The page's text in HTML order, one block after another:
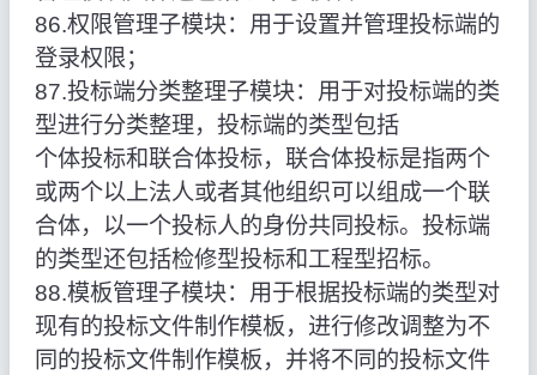
86.权限管理子模块：用于设置并管理投标端的
登录权限；
87.投标端分类整理子模块：用于对投标端的类
型进行分类整理，投标端的类型包括
个体投标和联合体投标，联合体投标是指两个
或两个以上法人或者其他组织可以组成一个联
合体，以一个投标人的身份共同投标。投标端
的类型还包括检修型投标和工程型招标。
88.模板管理子模块：用于根据投标端的类型对
现有的投标文件制作模板，进行修改调整为不
同的投标文件制作模板，并将不同的投标文件